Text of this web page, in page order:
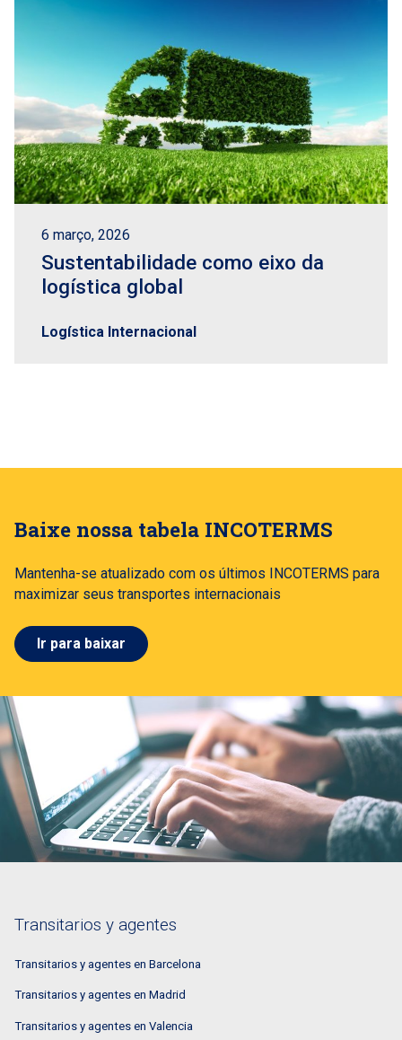
6 março, 2026
Sustentabilidade como eixo da
logística global
Logística Internacional
Baixe nossa tabela INCOTERMS
Mantenha-se atualizado com os últimos INCOTERMS para
maximizar seus transportes internacionais
Ir para baixar
Transitarios y agentes
Transitarios y agentes en Barcelona
Transitarios y agentes en Madrid
Transitarios y agentes en Valencia